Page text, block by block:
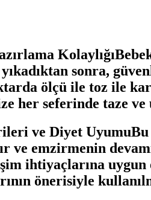
sonra,
ölçü ile toz ile
her seferinde taze ve
ve Diyet
ve emzirmenin
ihtiyaçlarına
önerisiyle